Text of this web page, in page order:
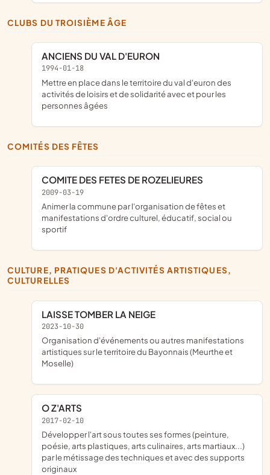
CLUBS DU TROISIÈME ÂGE
ANCIENS DU VAL D'EURON
1994-01-18
mettre en place dans le territoire du val d'euron des
activités de loisirs et de solidarité avec et pour les
personnes âgées
COMITÉS DES FÊTES
COMITE DES FETES DE ROZELIEURES
2009-03-19
animer la commune par l'organisation de fêtes et
manifestations d'ordre culturel, éducatif, social ou
sportif
CULTURE, PRATIQUES D'ACTIVITÉS ARTISTIQUES,
CULTURELLES
LAISSE TOMBER LA NEIGE
2023-10-30
organisation d'événements ou autres manifestations
artistiques sur le territoire du Bayonnais (Meurthe et
Moselle)
O Z'ARTS
2017-02-10
développer l'art sous toutes ses formes (peinture,
poésie, arts plastiques, arts culinaires, arts martiaux...)
par le métissage des techniques et avec des supports
originaux